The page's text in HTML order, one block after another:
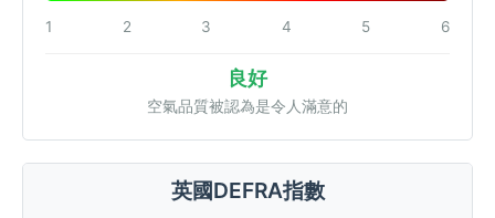
1 2 3 4 5 6
良好
空氣品質被認為是令人滿意的
英國DEFRA指數